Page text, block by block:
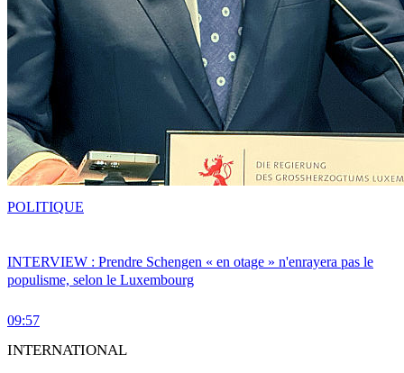
INTERVIEW : Prendre Schengen « en otage » n'enrayera pas le
populisme, selon le Luxembourg
09:57
POLITIQUE
INTERNATIONAL